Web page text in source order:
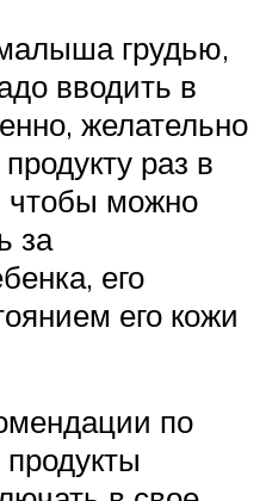
грудью,
вводить в
желательно
раз в
чтобы можно
за
его
его кожи
по
продукты